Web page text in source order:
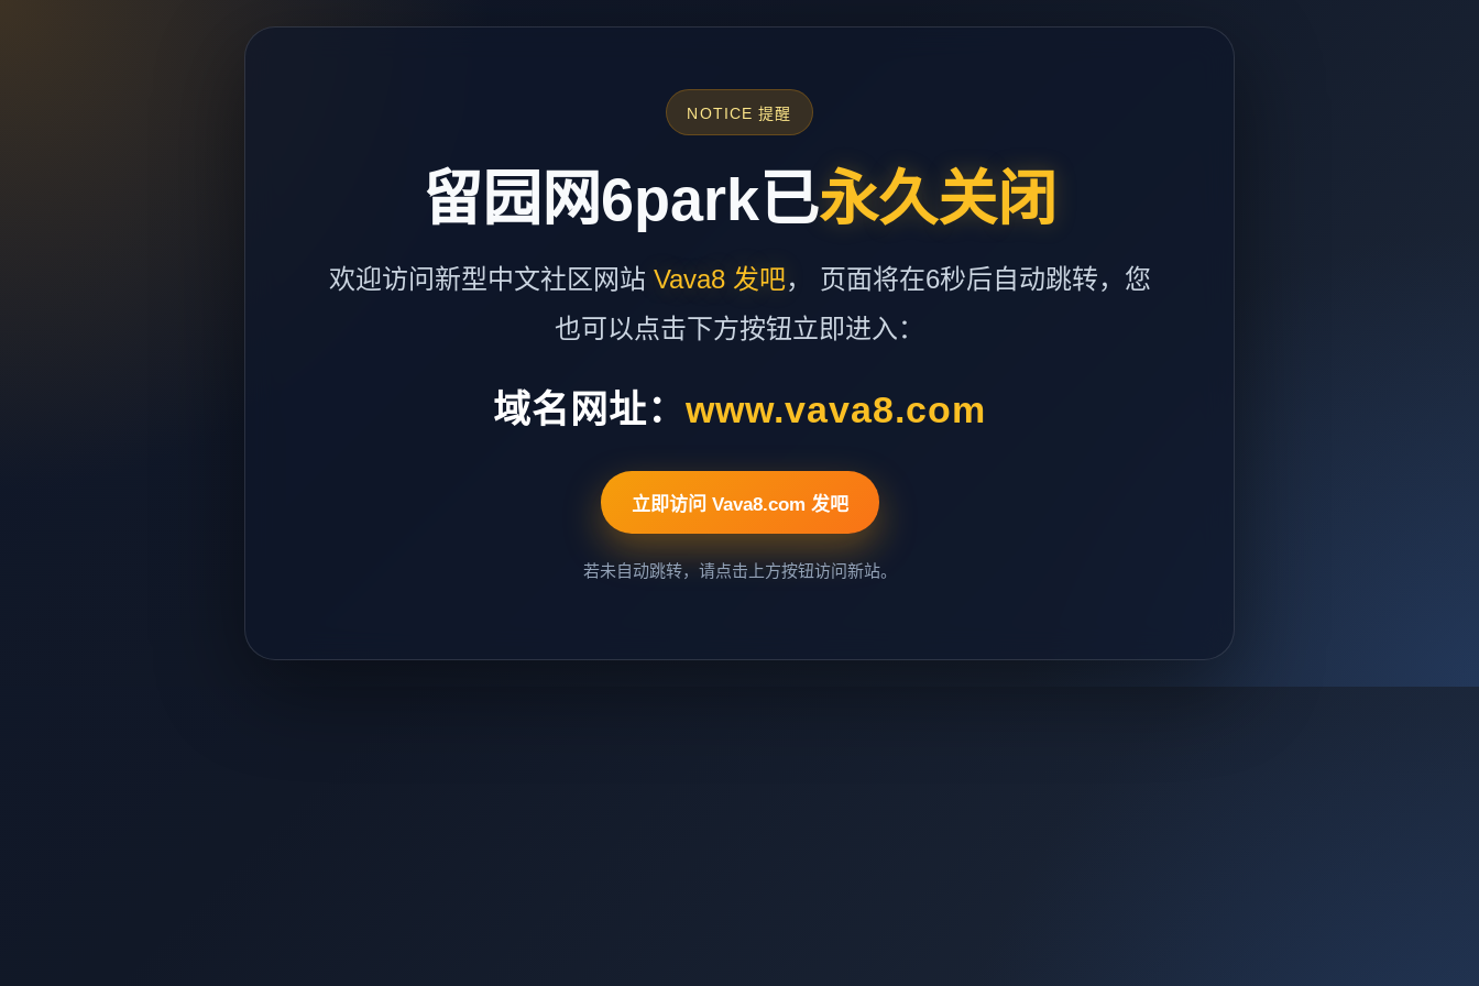
NOTICE 提醒
留园网6park已永久关闭
欢迎访问新型中文社区网站 Vava8 发吧， 页面将在6秒后自动跳转，您
也可以点击下方按钮立即进入：
域名网址： www.vava8.com
立即访问 Vava8.com 发吧
若未自动跳转，请点击上方按钮访问新站。